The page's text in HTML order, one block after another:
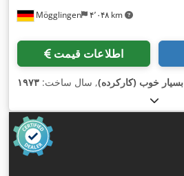
Mögglingen ۴٬۰۴۸ km
اطلاعات قیمت
بسیار خوب (کارکرده), سال ساخت: ۱۹۷۳